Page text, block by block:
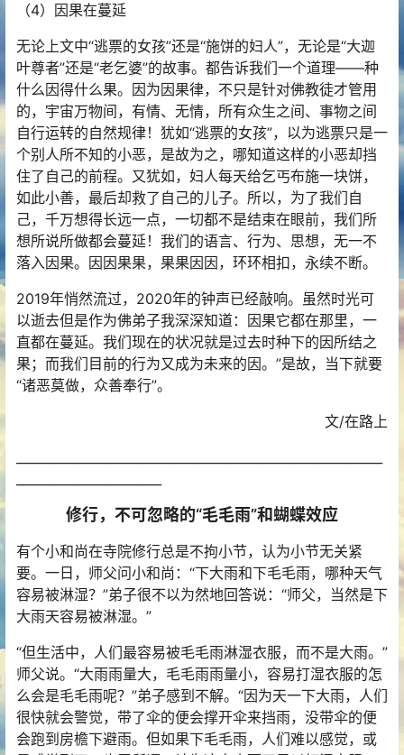
（4）因果在蔓延
无论上文中“逃票的女孩”还是“施饼的妇人”，无论是“大迦
叶尊者”还是“老乞婆”的故事。都告诉我们一个道理——种
什么因得什么果。因为因果律，不只是针对佛教徒才管用
的，宇宙万物间，有情、无情，所有众生之间、事物之间
自行运转的自然规律！犹如“逃票的女孩”，以为逃票只是一
个别人所不知的小恶，是故为之，哪知道这样的小恶却挡
住了自己的前程。又犹如，妇人每天给乞丐布施一块饼，
如此小善，最后却救了自己的儿子。所以，为了我们自
己，千万想得长远一点，一切都不是结束在眼前，我们所
想所说所做都会蔓延！我们的语言、行为、思想，无一不
落入因果。因因果果，果果因因，环环相扣，永续不断。
2019年悄然流过，2020年的钟声已经敲响。虽然时光可
以逝去但是作为佛弟子我深深知道：因果它都在那里，一
直都在蔓延。我们现在的状况就是过去时种下的因所结之
果；而我们目前的行为又成为未来的因。”是故，当下就要
“诸恶莫做，众善奉行”。
文/在路上
修行，不可忽略的“毛毛雨”和蝴蝶效应
有个小和尚在寺院修行总是不拘小节，认为小节无关紧
要。一日，师父问小和尚：“下大雨和下毛毛雨，哪种天气
容易被淋湿？”弟子很不以为然地回答说：“师父，当然是下
大雨天容易被淋湿。”
“但生活中，人们最容易被毛毛雨淋湿衣服，而不是大雨。”
师父说。“大雨雨量大，毛毛雨雨量小，容易打湿衣服的怎
么会是毛毛雨呢？”弟子感到不解。“因为天一下大雨，人们
很快就会警觉，带了伞的便会撑开伞来挡雨，没带伞的便
会跑到房檐下避雨。但如果下毛毛雨，人们难以感觉，或